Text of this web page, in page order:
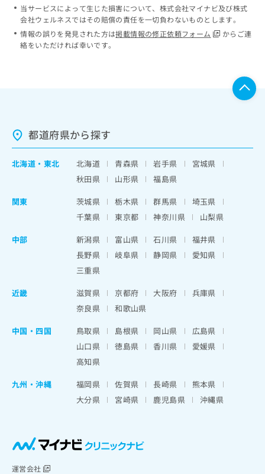
当サービスによって生じた損害について、株式会社マイナビ及び株式
会社ウェルネスではその賠償の責任を一切負わないものとします。
情報の誤りを発見された方は掲載情報の修正依頼フォーム
からご連
絡をいただければ幸いです。
都道府県から探す
北海道 ・ 東北 北海道 青森県 岩手県
宮城県
秋田県
山形県
福島県
関東
茨城県 栃木県 群馬県
埼玉県
千葉県
東京都 神奈川県
山梨県
中部
新潟県 富山県 石川県
福井県
長野県
岐阜県 静岡県
愛知県
三重県
近畿
滋賀県 京都府 大阪府
兵庫県
奈良県
和歌山県
中国・四国
鳥取県 島根県 岡山県
広島県
山口県
徳島県 香川県
愛媛県
高知県
九州・沖縄
福岡県 佐賀県 長崎県
熊本県
大分県
宮崎県 鹿児島県 沖縄県
運営会社